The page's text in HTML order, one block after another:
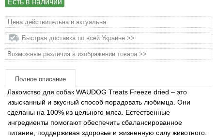
Есть в наличии
Цена действительна и актуальна
Быстрая доставка по всей Украине >>
Возможные различия в изображении товара >>
Полное описание
Лакомство для собак WAUDOG Treats Freeze dried – это
изысканный и вкусный способ порадовать любимца. Они
сделаны на 100% из цельного мяса. Естественные
ингредиенты помогают обеспечить сбалансированное
питание, поддерживая здоровье и жизненную силу животного.
Товары для голубей
Товары для грызунов
Товары для лошадей
Товары для людей
Хозряд - хозтовары оптом
Популярные зоотовары